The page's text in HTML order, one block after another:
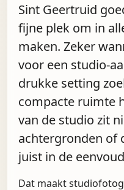
Sint Geertruid
fijne plek om in
maken. Zeker
voor een studio-
drukke setting
compacte ruimte
van de studio zit
achtergronden of
juist in de
Dat maakt